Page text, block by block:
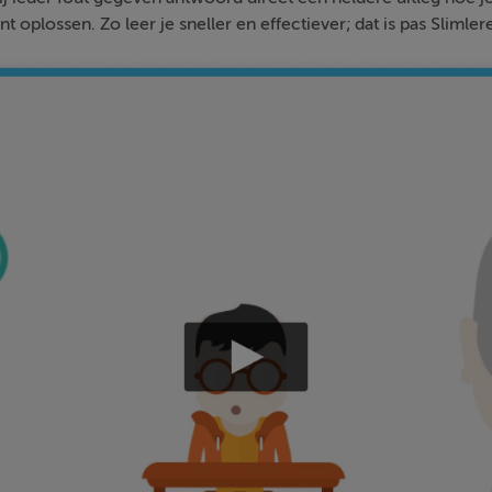
oplossen. Zo leer je sneller en effectiever; dat is pas